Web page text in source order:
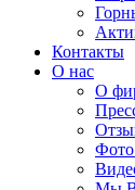
Контакты
О нас
О
Фото